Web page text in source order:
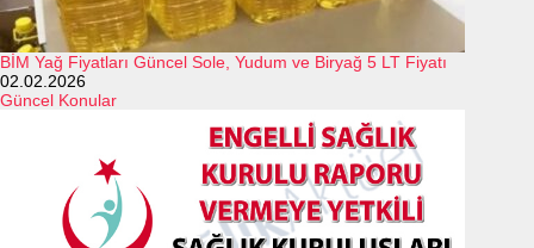
BİM Yağ Fiyatları Güncel Sole, Yudum ve Biryağ 5 LT Fiyatı
02.02.2026
Güncel Konular